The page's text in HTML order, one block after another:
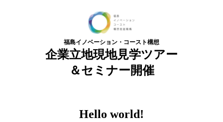
福島イノベーション・コースト構想
企業立地現地見学ツアー
＆セミナー開催
Hello world!